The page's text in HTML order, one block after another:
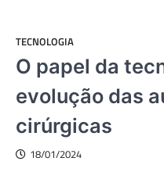
TECNOLOGIA
O papel da
evolução das
cirúrgicas
18/01/2024